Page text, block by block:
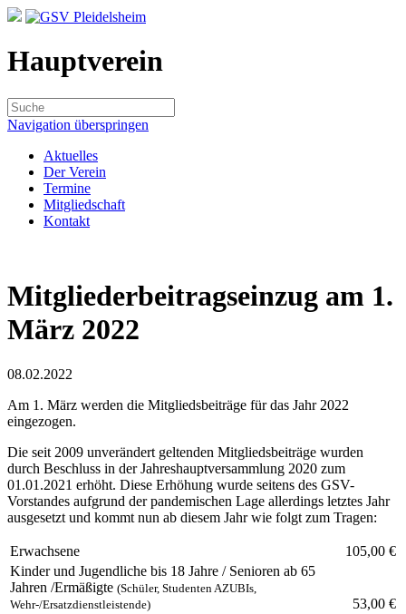
Hauptverein
Navigation überspringen
Aktuelles
Der Verein
Termine
Mitgliedschaft
Kontakt
Mitgliederbeitragseinzug am 1.
März 2022
08.02.2022
Am 1. März werden die Mitgliedsbeiträge für das Jahr 2022
eingezogen.
Die seit 2009 unverändert geltenden Mitgliedsbeiträge wurden
durch Beschluss in der Jahreshauptversammlung 2020 zum
01.01.2021 erhöht. Diese Erhöhung wurde seitens des GSV-
Vorstandes aufgrund der pandemischen Lage allerdings letztes Jahr
ausgesetzt und kommt nun ab diesem Jahr wie folgt zum Tragen:
Erwachsene
105,00 €
Kinder und Jugendliche bis 18 Jahre / Senioren ab 65
Jahren /Ermäßigte (Schüler, Studenten AZUBIs,
Wehr-/Ersatzdienstleistende)
53,00 €